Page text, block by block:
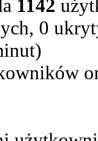
1142
0